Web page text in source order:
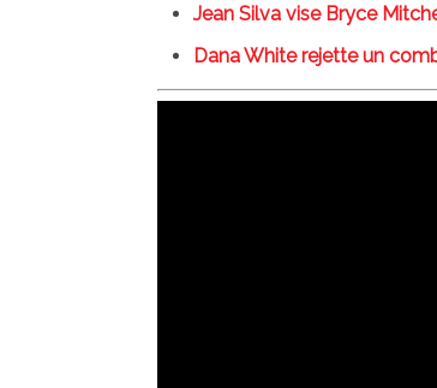
Jean Silva vise Bryce
Dana White rejette un